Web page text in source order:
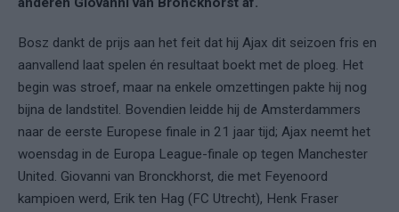
Bosz dankt de prijs aan het feit dat hij Ajax dit seizoen fris en
aanvallend laat spelen én resultaat boekt met de ploeg. Het
begin was stroef, maar na enkele omzettingen pakte hij nog
bijna de landstitel. Bovendien leidde hij de Amsterdammers
naar de eerste Europese finale in 21 jaar tijd; Ajax neemt het
woensdag in de Europa League-finale op tegen Manchester
United. Giovanni van Bronckhorst, die met Feyenoord
kampioen werd, Erik ten Hag (FC Utrecht), Henk Fraser